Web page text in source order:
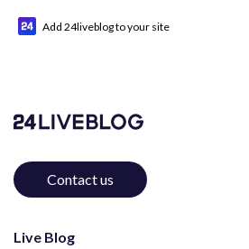
Add 24liveblog to your site
Contact us
Live Blog